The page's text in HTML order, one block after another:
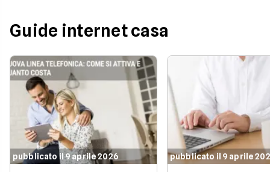
Guide internet casa
pubblicato il 9 aprile 2026 pubblicato il 9 aprile